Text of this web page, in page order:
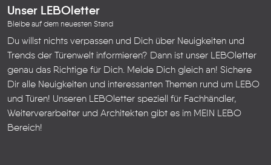
Unser LEBOletter
Bleibe auf dem neuesten Stand
Du willst nichts verpassen und Dich über Neuigkeiten und
Trends der Türenwelt informieren? Dann ist unser LEBOletter
genau das Richtige für Dich. Melde Dich gleich an! Sichere
Dir alle Neuigkeiten und interessanten Themen rund um LEBO
und Türen! Unseren LEBOletter speziell für Fachhändler,
Weiterverarbeiter und Architekten gibt es im MEIN LEBO
Bereich!